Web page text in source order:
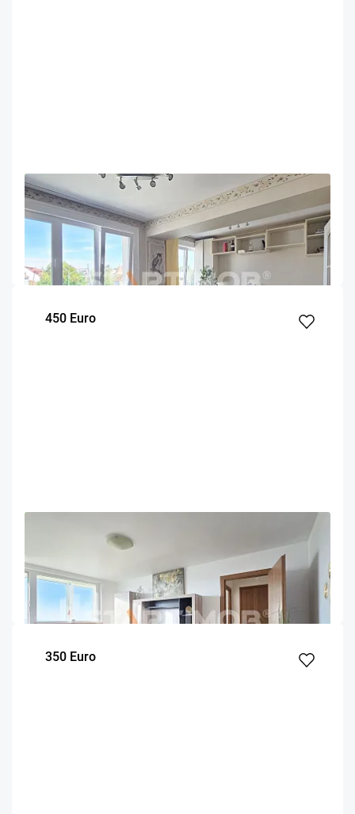
OFERTA NOUA EXCLUSIVITATE COMISION 50%
Spatiu birouri zona Tribunalului Brasov
63
m² Etaj
450 Euro
Apartament mobilat prima inchiriere Astra
Brasov
49
m² dormitor
8
Etaj
350 Euro